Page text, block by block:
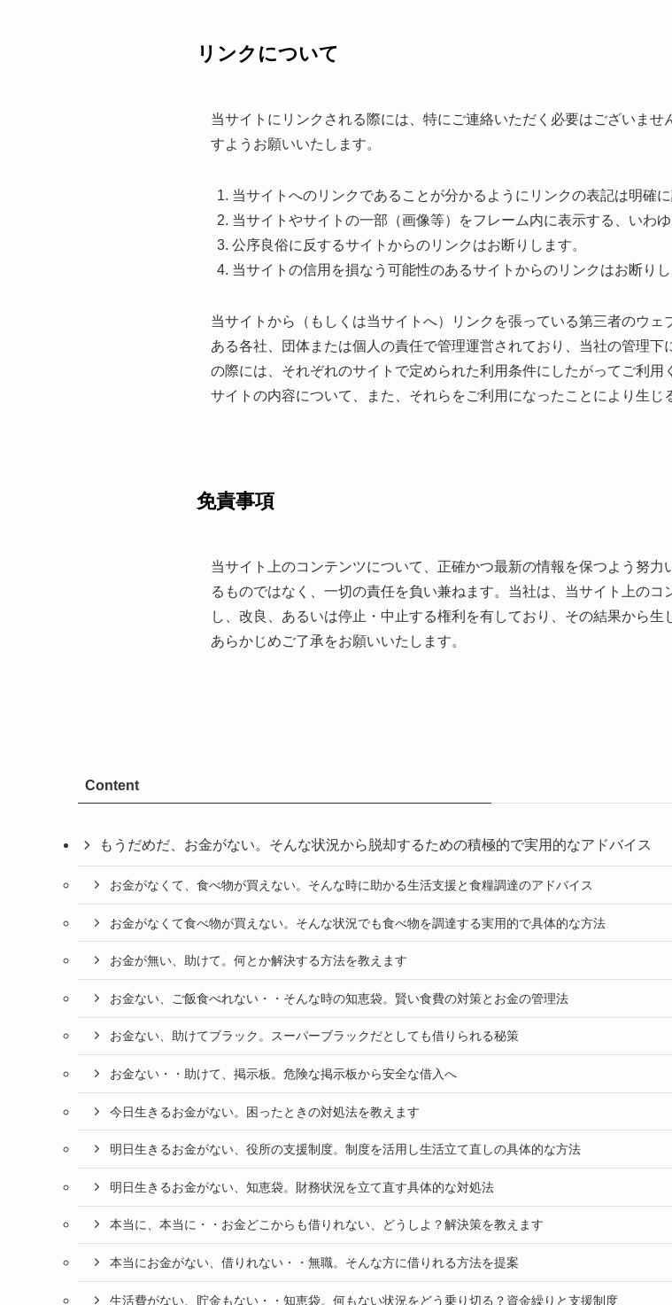
リンクについて
当サイトにリンクされる際には、特にご連絡いただく必要はございま
すようお願いいたします。
当サイトへのリンクであることが分かるようにリンクの表記は明確に
当サイトやサイトの一部（画像等）をフレーム内に表示する、いわ
公序良俗に反するサイトからのリンクはお断りします。
当サイトの信用を損なう可能性のあるサイトからのリンクはお断りし
当サイトから（もしくは当サイトへ）リンクを張っている第三者のウ
ある各社、団体または個人の責任で管理運営されており、当社の管理
の際には、それぞれのサイトで定められた利用条件にしたがってご利
サイトの内容について、また、それらをご利用になったことにより生じ
免責事項
当サイト上のコンテンツについて、正確かつ最新の情報を保つよう努
るものではなく、一切の責任を負い兼ねます。当社は、当サイト上の
し、改良、あるいは停止・中止する権利を有しており、その結果から生
あらかじめご了承をお願いいたします。
Content
もうだめだ、お金がない。そんな状況から脱却するための積極的で実用的なアドバイス
お金がなくて、食べ物が買えない。そんな時に助かる生活支援と食糧調達のアドバイス
お金がなくて食べ物が買えない。そんな状況でも食べ物を調達する実用的で具体的な方法
お金が無い、助けて。何とか解決する方法を教えます
お金ない、ご飯食べれない・・そんな時の知恵袋。賢い食費の対策とお金の管理法
お金ない、助けてブラック。スーパーブラックだとしても借りられる秘策
お金ない・・助けて、掲示板。危険な掲示板から安全な借入へ
今日生きるお金がない。困ったときの対処法を教えます
明日生きるお金がない、役所の支援制度。制度を活用し生活立て直しの具体的な方法
明日生きるお金がない、知恵袋。財務状況を立て直す具体的な対処法
本当に、本当に・・お金どこからも借りれない、どうしよ？解決策を教えます
本当にお金がない、借りれない・・無職。そんな方に借りれる方法を提案
生活費がない、貯金もない・・知恵袋。何もない状況をどう乗り切る？資金繰りと支援制度